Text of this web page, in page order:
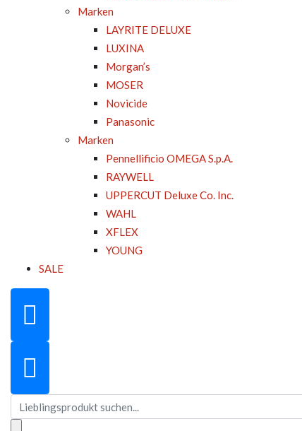
Marken
LAYRITE DELUXE
LUXINA
Morgan’s
MOSER
Novicide
Panasonic
Marken
Pennellificio OMEGA S.p.A.
RAYWELL
UPPERCUT Deluxe Co. Inc.
WAHL
XFLEX
YOUNG
SALE
Suchen
nach: